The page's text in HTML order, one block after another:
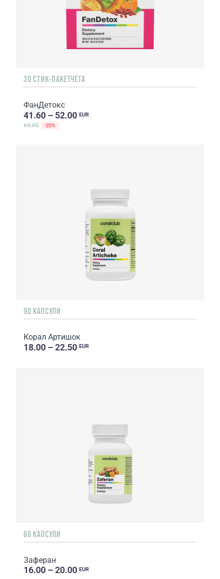
30 СТИК-ПАКЕТЧЕТА
ФанДетокс
41.60 – 52.00 EUR
65.00 -20%
90 КАПСУЛИ
Корал Артишок
18.00 – 22.50 EUR
60 КАПСУЛИ
Заферан
16.00 – 20.00 EUR